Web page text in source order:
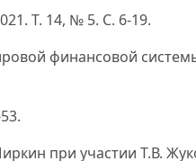
Т. 14, № 5. С. 6-19.
финансовой
при участии Т.В.